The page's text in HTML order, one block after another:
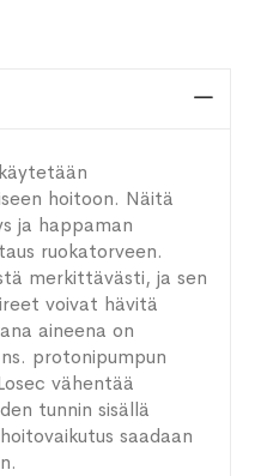
hoitoon. Näitä
ja happaman
ruokatorveen.
merkittävästi, ja sen
voivat hävitä
aineena on
protonipumpun
vähentää
tunnin sisällä
saadaan